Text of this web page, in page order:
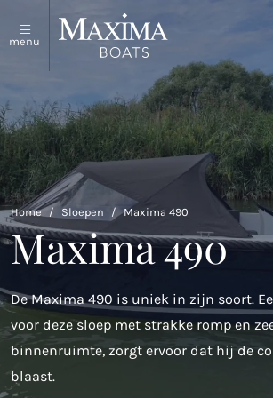
menu
Sloepen en tenders
Bekijk alles
Coastal Tenders
Maxima 640
Maxima 680 sport lounge
Maxima 700 sport
Maxima 800 sport
Maxima 740
Maxima 840
Maxima 800 cabin
Over ons
Over ons
Evenementen en nieuws
Home / Sloepen / Maxima 490
Maxima 490
De Maxima 490 is uniek in zijn soort.
voor deze sloep met strakke romp en
binnenruimte, zorgt ervoor dat hij de
blaast.